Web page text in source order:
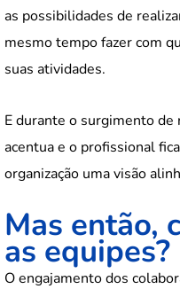
as possibilidades de
mesmo tempo fazer com
suas atividades.
E durante o surgimento
acentua e o profissional
organização uma visão
Mas então,
as equipes?
O engajamento dos